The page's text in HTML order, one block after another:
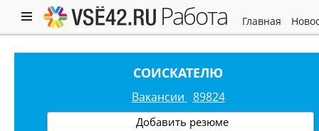
работа главная
СОИСКАТЕЛЮ
Вакансии 89824
Добавить резюме